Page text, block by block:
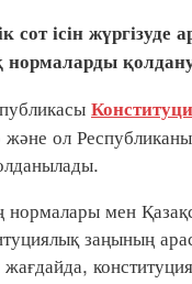
сотісін жүргізуде
нормаларды
ол
мен
заңының